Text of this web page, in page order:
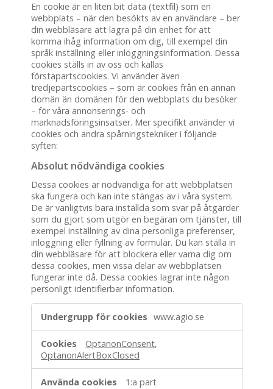
En cookie är en liten bit data (textfil) som en
webbplats – när den besökts av en användare – ber
din webbläsare att lagra på din enhet för att
komma ihåg information om dig, till exempel din
språk inställning eller inloggningsinformation. Dessa
cookies ställs in av oss och kallas
förstapartscookies. Vi använder även
tredjepartscookies – som är cookies från en annan
domän än domänen för den webbplats du besöker
– för våra annonserings- och
marknadsföringsinsatser. Mer specifikt använder vi
cookies och andra spårningstekniker i följande
syften:
Absolut nödvändiga cookies
Dessa cookies är nödvändiga för att webbplatsen
ska fungera och kan inte stängas av i våra system.
De är vanligtvis bara inställda som svar på åtgärder
som du gjort som utgör en begäran om tjänster, till
exempel inställning av dina personliga preferenser,
inloggning eller fyllning av formulär. Du kan ställa in
din webbläsare för att blockera eller varna dig om
dessa cookies, men vissa delar av webbplatsen
fungerar inte då. Dessa cookies lagrar inte någon
personligt identifierbar information.
Absolut
nödvändiga
cookies
www.agio.se
OptanonConsent,
OptanonAlertBoxClosed
1:a part